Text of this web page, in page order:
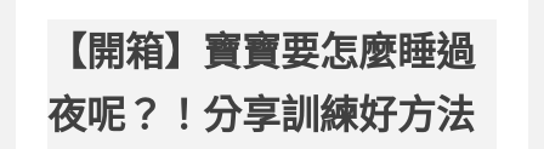
【開箱】寶寶要怎麼睡過
夜呢？！分享訓練好方法